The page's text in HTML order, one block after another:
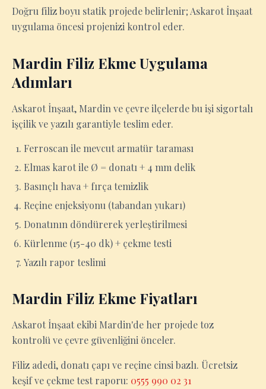
Doğru filiz boyu statik projede belirlenir; Askarot İnşaat
uygulama öncesi projenizi kontrol eder.
Mardin Filiz Ekme Uygulama
Adımları
Askarot İnşaat, Mardin ve çevre ilçelerde bu işi sigortalı
işçilik ve yazılı garantiyle teslim eder.
Ferroscan ile mevcut armatür taraması
Elmas karot ile Ø = donatı + 4 mm delik
Basınçlı hava + fırça temizlik
Reçine enjeksiyonu (tabandan yukarı)
Donatının döndürerek yerleştirilmesi
Kürlenme (15-40 dk) + çekme testi
Yazılı rapor teslimi
Mardin Filiz Ekme Fiyatları
Askarot İnşaat ekibi Mardin'de her projede toz
kontrolü ve çevre güvenliğini önceler.
Filiz adedi, donatı çapı ve reçine cinsi bazlı. Ücretsiz
keşif ve çekme test raporu: 0555 990 02 31